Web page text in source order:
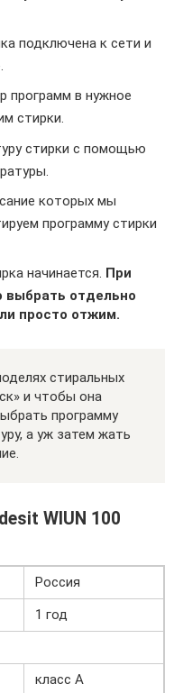
подключена к сети и
программ в нужное
стирки.
стирки с помощью
которых мы
программу стирки
начинается. При
выбрать отдельно
просто отжим.
стиральных
и чтобы она
программу
а уж затем жать
WIUN 100
Россия
1 год
класс A